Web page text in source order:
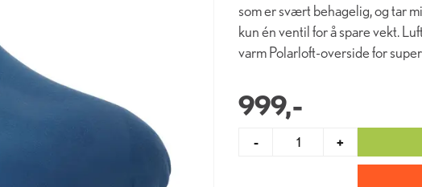
som er svært behagelig, og tar
kun én ventil for å spare vekt.
varm Polarloft-overside for
999,-
- +